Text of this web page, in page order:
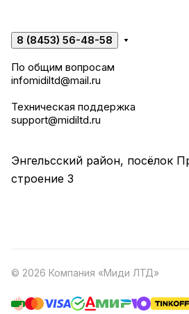
8 (8453) 56-48-58
По общим вопросам
infomidiltd@mail.ru
Техническая поддержка
support@midiltd.ru
Энгельсский район, посёлок
строение 3
© 2026 Компания «Миди ЛТД»